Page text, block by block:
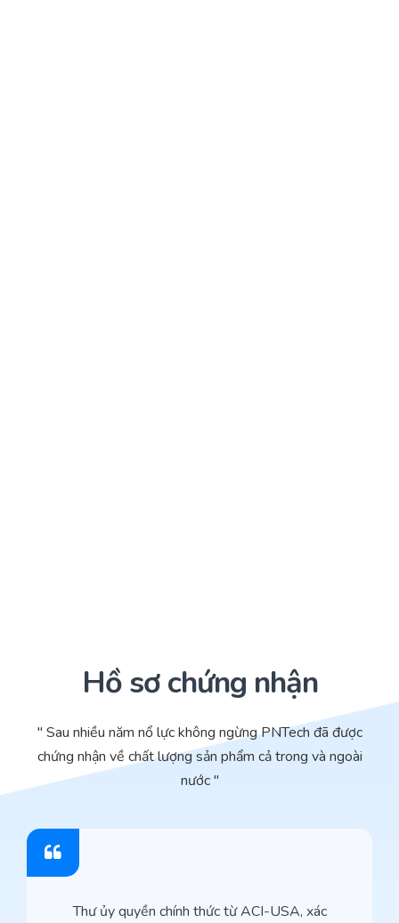
Hồ sơ chứng nhận
" Sau nhiều năm nổ lực không ngừng PNTech đã được
chứng nhận về chất lượng sản phẩm cả trong và ngoài
nước "
Thư ủy quyền chính thức từ ACI-USA, xác